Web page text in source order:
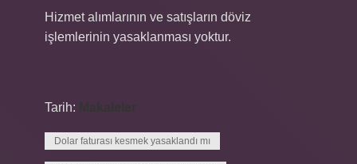
Hizmet alımlarının ve satışların döviz
işlemlerinin yasaklanması yoktur.
Tarih:
Dolar faturası kesmek yasaklandı mı